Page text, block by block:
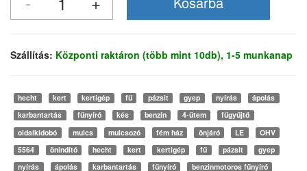
Szállítás: Központi raktáron (több mint 10db), 1-5 munkanap
hecht kert kertigép fű pázsit gyep nyírás
ápolás
karbantartás
fűnyíró kés benzin 4-ütem
fűgyűjtő
oldalkidobó
mulcs mulcsozó fém ház önjáró LE
OHV
5564
önindító hecht kert kertigép fű pázsit
gyep
nyírás
ápolás karbantartás fűnyíró
benzinmotoros fűnyíró